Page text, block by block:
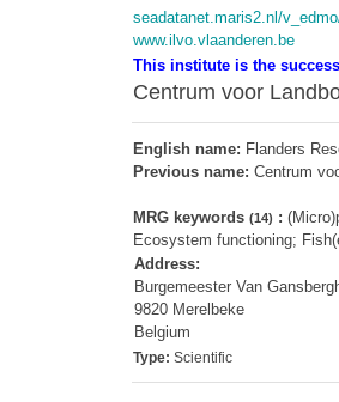
seadatanet.maris2.nl/
www.ilvo.vlaanderen.be
This institute is the
Centrum voor
English name: Flanders
Previous name: Centrum
MRG keywords (14) :
Ecosystem functioning;
Address:
Burgemeester Van
9820 Merelbeke
Belgium
Type: Scientific